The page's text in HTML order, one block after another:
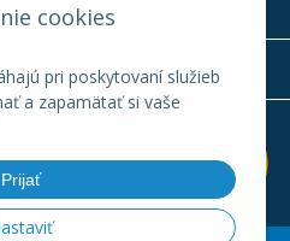
cookies
pri poskytovaní služieb
a zapamätať si vaše
Prijať